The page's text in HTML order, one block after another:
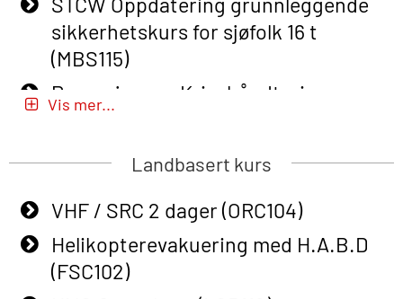
Helikopterevakuering inkl pustelunge
med adaptive e-læring (OSEBLE018)
Helicopter Underwater Escape incl.
Airpocket with E-learning (English)
Additional Basic Safety Training for
Grunnleggende Sikkerhetskurs –
Rep. for helikoptermannskap inkl.
HABD (FSC122)
sikkerhetskurs for sjøfolk 16 t
(MBS115)
Passasjer- og Krisehåndtering
(MBSBLE020)
Passasjer- og Krisehåndtering
oppdatering (MBSBLE019)
STCW Grunnleggende
sikkerhetsopplæring for fiskere
(MBSBLE031)
Vis mer...
Landbasert kurs
VHF / SRC 2 dager (ORC104)
Helikopterevakuering med H.A.B.D
(FSC102)